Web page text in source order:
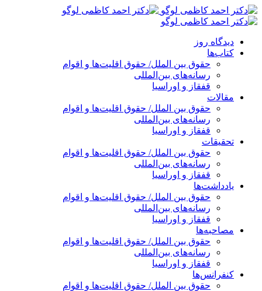
پرش
به
دیدگاه روز
کتاب‌ها
حقوق بین الملل/ حقوق اقلیت‌ها و اقوام
رسانه‌های بین‌المللی
قفقاز و اوراسیا
مقالات
حقوق بین الملل/ حقوق اقلیت‌ها و اقوام
رسانه‌های بین‌المللی
قفقاز و اوراسیا
تحقیقات
حقوق بین الملل/ حقوق اقلیت‌ها و اقوام
رسانه‌های بین‌المللی
قفقاز و اوراسیا
یادداشت‌ها
حقوق بین الملل/ حقوق اقلیت‌ها و اقوام
رسانه‌های بین‌المللی
قفقاز و اوراسیا
مصاحبه‌ها
حقوق بین الملل/ حقوق اقلیت‌ها و اقوام
رسانه‌های بین‌المللی
قفقاز و اوراسیا
کنفرانس‌ها
حقوق بین الملل/ حقوق اقلیت‌ها و اقوام